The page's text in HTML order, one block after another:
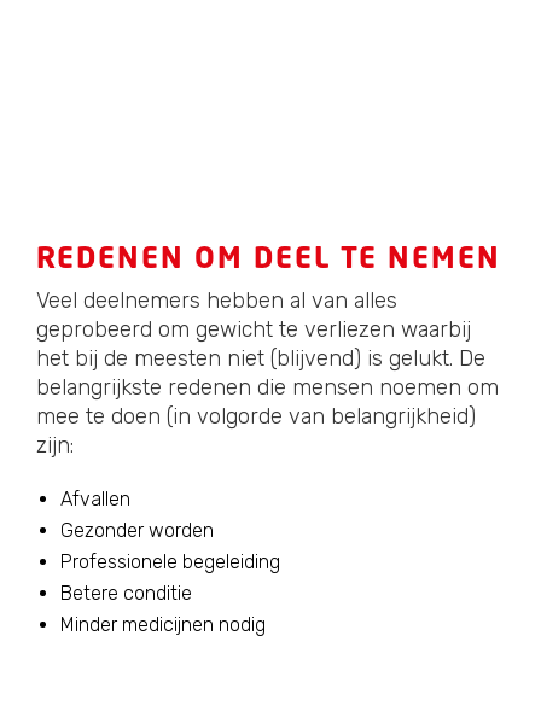
REDENEN OM DEEL TE NEMEN
Veel deelnemers hebben al van alles
geprobeerd om gewicht te verliezen waarbij
het bij de meesten niet (blijvend) is gelukt. De
belangrijkste redenen die mensen noemen om
mee te doen (in volgorde van belangrijkheid)
zijn:
Afvallen
Gezonder worden
Professionele begeleiding
Betere conditie
Minder medicijnen nodig